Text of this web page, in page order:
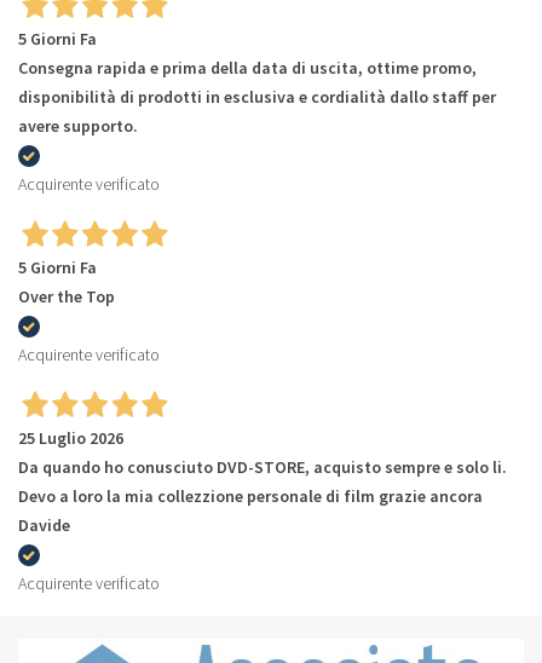
5 Giorni Fa
Consegna rapida e prima della data di uscita, ottime promo,
disponibilità di prodotti in esclusiva e cordialità dallo staff per
avere supporto.
Acquirente verificato
5 Giorni Fa
Over the Top
Acquirente verificato
25 Luglio 2026
Da quando ho conusciuto DVD-STORE, acquisto sempre e solo li.
Devo a loro la mia collezzione personale di film grazie ancora
Davide
Acquirente verificato